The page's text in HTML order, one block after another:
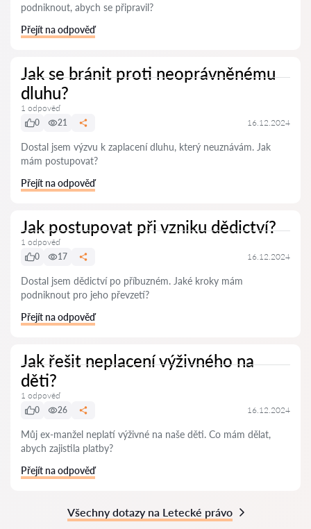
podniknout, abych se připravil?
Přejít na odpověď
Jak se bránit proti neoprávněnému
dluhu?
1 odpověď
0
21 16.12.2024
Dostal jsem výzvu k zaplacení dluhu, který neuznávám. Jak
mám postupovat?
Přejít na odpověď
Jak postupovat při vzniku dědictví?
1 odpověď
0
17 16.12.2024
Dostal jsem dědictví po příbuzném. Jaké kroky mám
podniknout pro jeho převzetí?
Přejít na odpověď
Jak řešit neplacení výživného na
děti?
1 odpověď
0
26 16.12.2024
Můj ex-manžel neplatí výživné na naše děti. Co mám dělat,
abych zajistila platby?
Přejít na odpověď
Všechny dotazy na Letecké právo